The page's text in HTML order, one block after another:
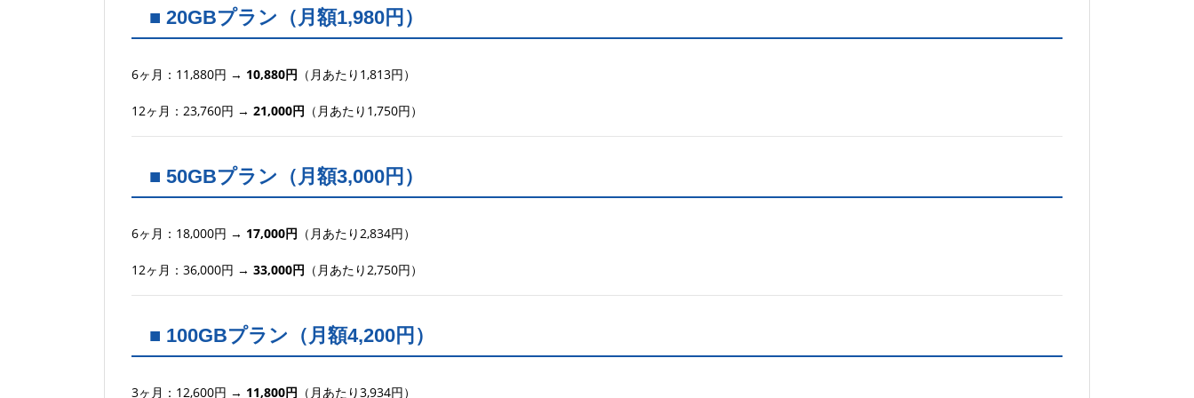
■ 20GBプラン（月額1,980円）
6ヶ月：11,880円 → 10,880円 （月あたり1,813円）
12ヶ月：23,760円 → 21,000円 （月あたり1,750円）
■ 50GBプラン（月額3,000円）
6ヶ月：18,000円 → 17,000円 （月あたり2,834円）
12ヶ月：36,000円 → 33,000円 （月あたり2,750円）
■ 100GBプラン（月額4,200円）
3ヶ月：12,600円 → 11,800円 （月あたり3,934円）